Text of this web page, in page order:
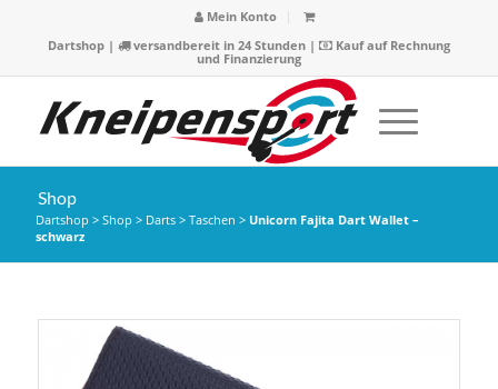
Mein Konto
Dartshop| versandbereit in 24 Stunden |
Kauf auf Rechnung
und Finanzierung
Shop
Dartshop > Shop > Darts> Taschen > Unicorn Fajita Dart Wallet –
schwarz